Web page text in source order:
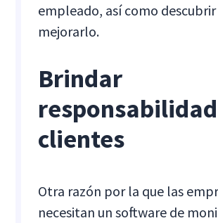
empleado, así como
mejorarlo.
Brindar
clientes
Otra razón por la que las
necesitan un software de